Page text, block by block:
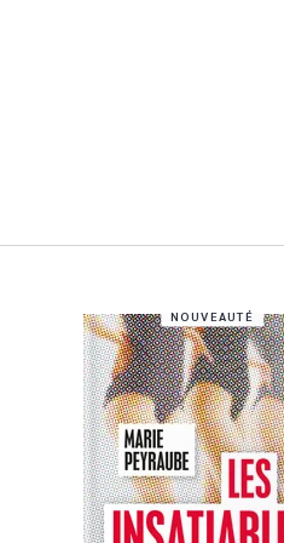
NOUVEAUTÉ